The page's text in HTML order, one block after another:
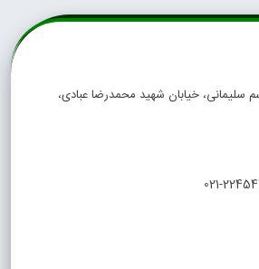
سلیمانی، خیابان شهید محمدرضا عبادی،